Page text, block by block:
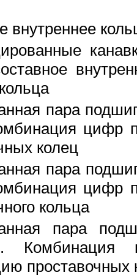
внутреннее
пара
цифр
колец
пара
цифр
кольца
пара
проставочных